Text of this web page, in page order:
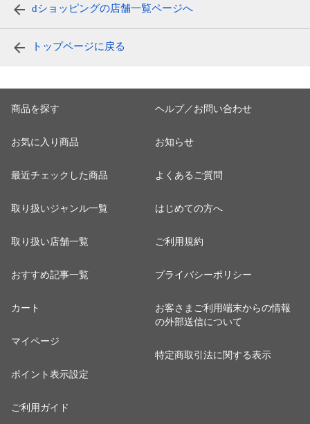
dショッピングの店舗一覧ページへ
トップページに戻る
商品を探す
お気に入り商品
最近チェックした商品
取り扱いジャンル一覧
取り扱い店舗一覧
おすすめ記事一覧
カート
マイページ
ポイント表示設定
ご利用ガイド
ヘルプ／お問い合わせ
お知らせ
よくあるご質問
はじめての方へ
ご利用規約
プライバシーポリシー
お客さまご利用端末からの情報
の外部送信について
特定商取引法に関する表示